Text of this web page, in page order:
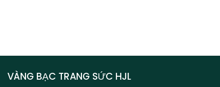
VÀNG BẠC TRANG SỨC HJL